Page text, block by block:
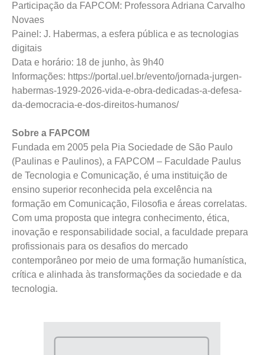
Participação da FAPCOM: Professora Adriana Carvalho
Novaes
Painel: J. Habermas, a esfera pública e as tecnologias
digitais
Data e horário: 18 de junho, às 9h40
Informações: https://portal.uel.br/evento/jornada-jurgen-
habermas-1929-2026-vida-e-obra-dedicadas-a-defesa-
da-democracia-e-dos-direitos-humanos/
Sobre a FAPCOM
Fundada em 2005 pela Pia Sociedade de São Paulo
(Paulinas e Paulinos), a FAPCOM – Faculdade Paulus
de Tecnologia e Comunicação, é uma instituição de
ensino superior reconhecida pela excelência na
formação em Comunicação, Filosofia e áreas correlatas.
Com uma proposta que integra conhecimento, ética,
inovação e responsabilidade social, a faculdade prepara
profissionais para os desafios do mercado
contemporâneo por meio de uma formação humanística,
crítica e alinhada às transformações da sociedade e da
tecnologia.